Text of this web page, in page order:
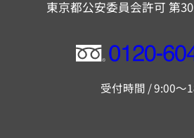
東京都公安委員会許可 第
フ
ー
受付時間 / 9:00～